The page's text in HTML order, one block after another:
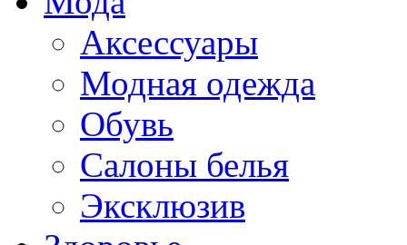
Аксессуары
Модная одежда
Обувь
Салоны белья
Эксклюзив